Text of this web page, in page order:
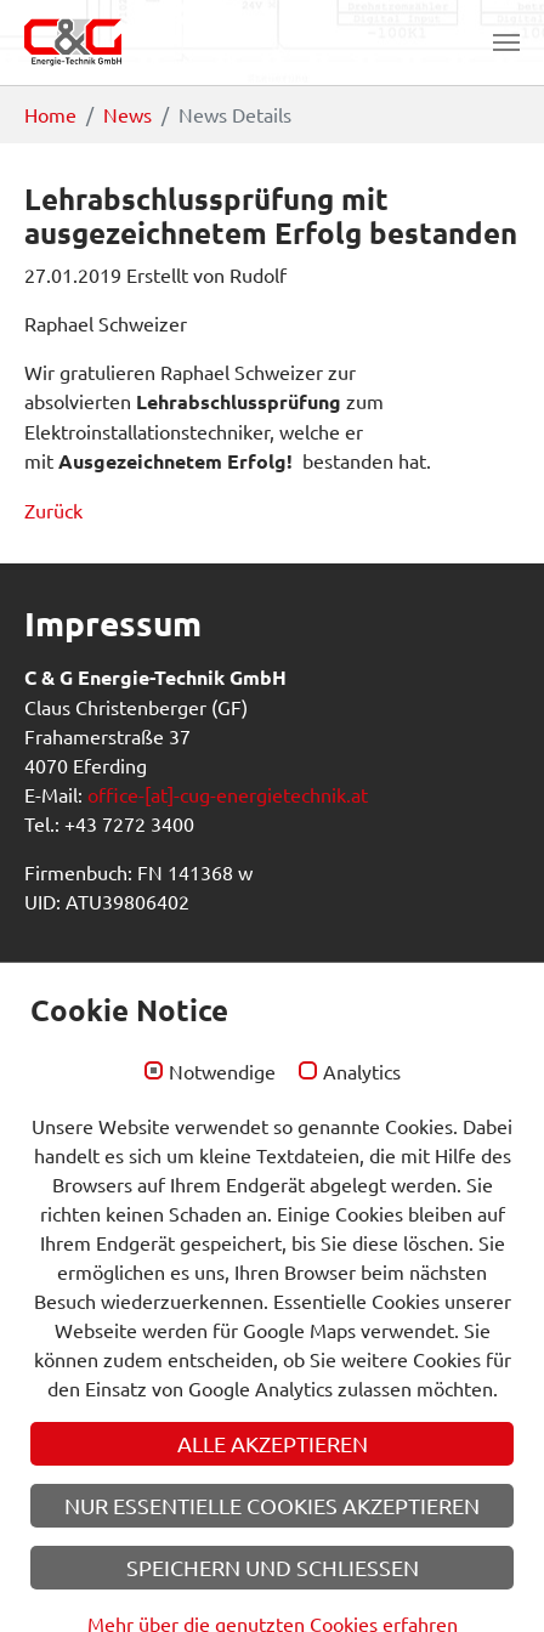
Home News News Details
Lehrabschlussprüfung mit
ausgezeichnetem Erfolg bestanden
27.01.2019 Erstellt von Rudolf
Raphael Schweizer
Wir gratulieren Raphael Schweizer zur
absolvierten Lehrabschlussprüfung zum
Elektroinstallationstechniker, welche er
mit Ausgezeichnetem Erfolg! bestanden hat.
Zurück
Impressum
C & G Energie-Technik GmbH
Claus Christenberger (GF)
Frahamerstraße 37
4070 Eferding
E-Mail: office-[at]-cug-energietechnik.at
Tel.: +43 7272 3400
Firmenbuch: FN 141368 w
UID: ATU39806402
Frahamer Elektrodampf für die
Schaltschrankbau wie aus dem Lehrbuch. Ein tolles
Projekt
für ein Unternehmen der griechischen
Lackindustrie.
Weiterlesen
26.06.2024
Öffnungszeiten
Mo - Do: 07:30 Uhr bis 16:30 Uhr
Fr: 07:30 Uhr bis 12:00 Uhr
Copyright C&G-Energie-Technik GmbH
Cookie Notice
Notwendige Analytics
Unsere Website verwendet so genannte Cookies. Dabei
handelt es sich um kleine Textdateien, die mit Hilfe des
Browsers auf Ihrem Endgerät abgelegt werden. Sie
richten keinen Schaden an. Einige Cookies bleiben auf
Ihrem Endgerät gespeichert, bis Sie diese löschen. Sie
ermöglichen es uns, Ihren Browser beim nächsten
Besuch wiederzuerkennen. Essentielle Cookies unserer
Webseite werden für Google Maps verwendet. Sie
können zudem entscheiden, ob Sie weitere Cookies für
den Einsatz von Google Analytics zulassen möchten.
ALLE AKZEPTIEREN
NUR ESSENTIELLE COOKIES AKZEPTIEREN
SPEICHERN UND SCHLIESSEN
Mehr über die genutzten Cookies erfahren